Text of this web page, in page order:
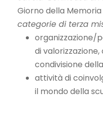
Giorno della Memoria
categorie di terza
organizzazione/
di
condivisione
attività di
il mondo della